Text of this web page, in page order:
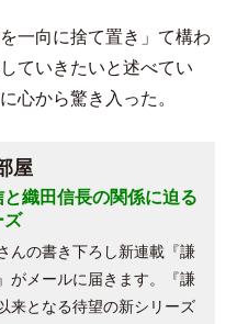
一向に捨て置き」て構わ
ていきたいと述べてい
心から驚き入った。
屋
と織田信長の関係に迫る
ズ
んの書き下ろし新連載『謙
がメールに届きます。『謙
来となる待望の新シリーズ